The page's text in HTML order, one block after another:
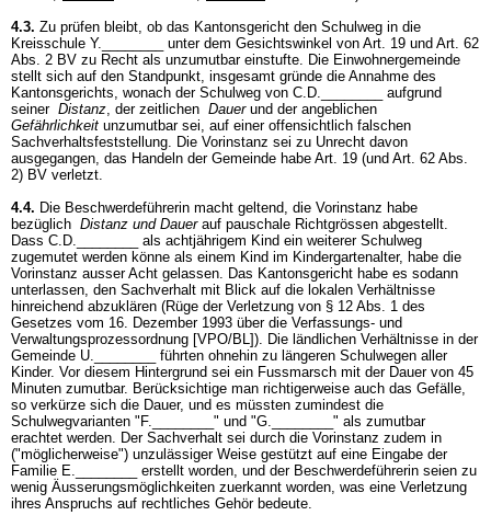
4.3. Zu prüfen bleibt, ob das Kantonsgericht den Schulweg in die
Kreisschule Y.________ unter dem Gesichtswinkel von Art. 19 und Art. 62
Abs. 2 BV zu Recht als unzumutbar einstufte. Die Einwohnergemeinde
stellt sich auf den Standpunkt, insgesamt gründe die Annahme des
Kantonsgerichts, wonach der Schulweg von C.D.________ aufgrund
seiner Distanz, der zeitlichen Dauerund der angeblichen
Gefährlichkeit unzumutbar sei, auf einer offensichtlich falschen
Sachverhaltsfeststellung. Die Vorinstanz sei zu Unrecht davon
ausgegangen, das Handeln der Gemeinde habe Art. 19 (und Art. 62 Abs.
2) BV verletzt.
4.4. Die Beschwerdeführerin macht geltend, die Vorinstanz habe
bezüglich Distanz und Dauerauf pauschale Richtgrössen abgestellt.
Dass C.D.________ als achtjährigem Kind ein weiterer Schulweg
zugemutet werden könne als einem Kind im Kindergartenalter, habe die
Vorinstanz ausser Acht gelassen. Das Kantonsgericht habe es sodann
unterlassen, den Sachverhalt mit Blick auf die lokalen Verhältnisse
hinreichend abzuklären (Rüge der Verletzung von § 12 Abs. 1 des
Gesetzes vom 16. Dezember 1993 über die Verfassungs- und
Verwaltungsprozessordnung [VPO/BL]). Die ländlichen Verhältnisse in der
Gemeinde U.________ führten ohnehin zu längeren Schulwegen aller
Kinder. Vor diesem Hintergrund sei ein Fussmarsch mit der Dauer von 45
Minuten zumutbar. Berücksichtige man richtigerweise auch das Gefälle,
so verkürze sich die Dauer, und es müssten zumindest die
Schulwegvarianten "F.________" und "G.________" als zumutbar
erachtet werden. Der Sachverhalt sei durch die Vorinstanz zudem in
("möglicherweise") unzulässiger Weise gestützt auf eine Eingabe der
Familie E.________ erstellt worden, und der Beschwerdeführerin seien zu
wenig Äusserungsmöglichkeiten zuerkannt worden, was eine Verletzung
ihres Anspruchs auf rechtliches Gehör bedeute.